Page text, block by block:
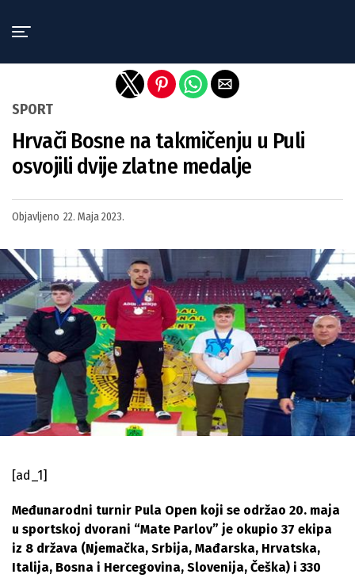
SPORT
Hrvači Bosne na takmičenju u Puli
osvojili dvije zlatne medalje
Objavljeno 22. Maja 2023.
[ad_1]
Međunarodni turnir Pula Open koji se održao 20. maja
u sportskoj dvorani “Mate Parlov” je okupio 37 ekipa
iz 8 država (Njemačka, Srbija, Mađarska, Hrvatska,
Italija, Bosna i Hercegovina, Slovenija, Češka) i 330